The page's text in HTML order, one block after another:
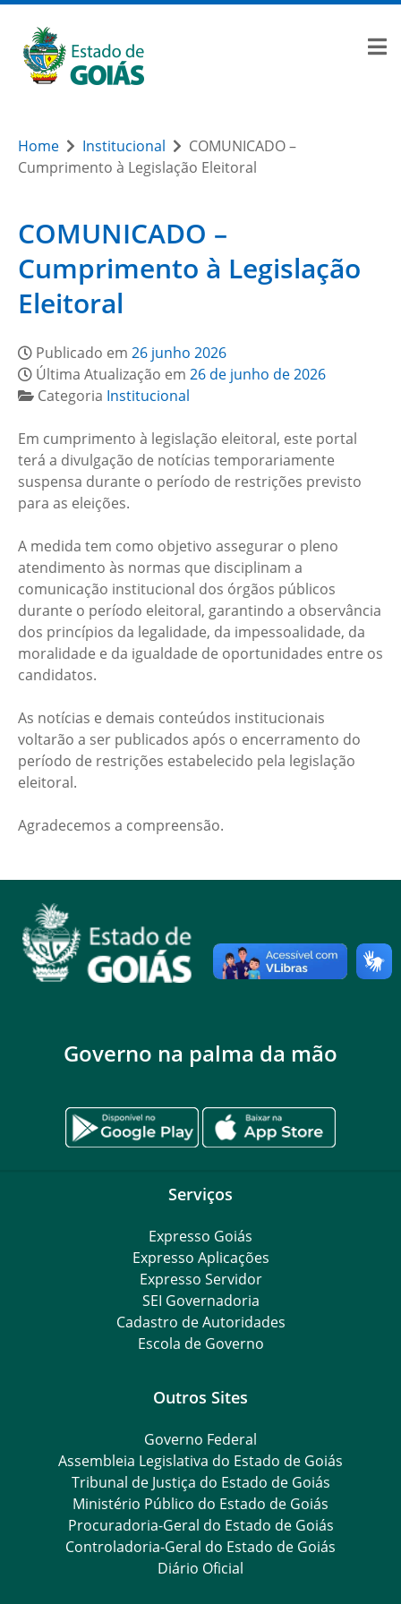
Home Institucional
COMUNICADO –
Cumprimento à Legislação Eleitoral
COMUNICADO –
Cumprimento à Legislação
Eleitoral
Publicado em 26 junho 2026
Última Atualização em 26 de junho de 2026
Categoria Institucional
Em cumprimento à legislação eleitoral, este portal
terá a divulgação de notícias temporariamente
suspensa durante o período de restrições previsto
para as eleições.
A medida tem como objetivo assegurar o pleno
atendimento às normas que disciplinam a
comunicação institucional dos órgãos públicos
durante o período eleitoral, garantindo a observância
dos princípios da legalidade, da impessoalidade, da
moralidade e da igualdade de oportunidades entre os
candidatos.
As notícias e demais conteúdos institucionais
voltarão a ser publicados após o encerramento do
período de restrições estabelecido pela legislação
eleitoral.
Agradecemos a compreensão.
Governo na palma da mão
Serviços
Expresso Goiás
Expresso Aplicações
Expresso Servidor
SEI Governadoria
Cadastro de Autoridades
Escola de Governo
Outros Sites
Governo Federal
Assembleia Legislativa do Estado de Goiás
Tribunal de Justiça do Estado de Goiás
Ministério Público do Estado de Goiás
Procuradoria-Geral do Estado de Goiás
Controladoria-Geral do Estado de Goiás
Diário Oficial